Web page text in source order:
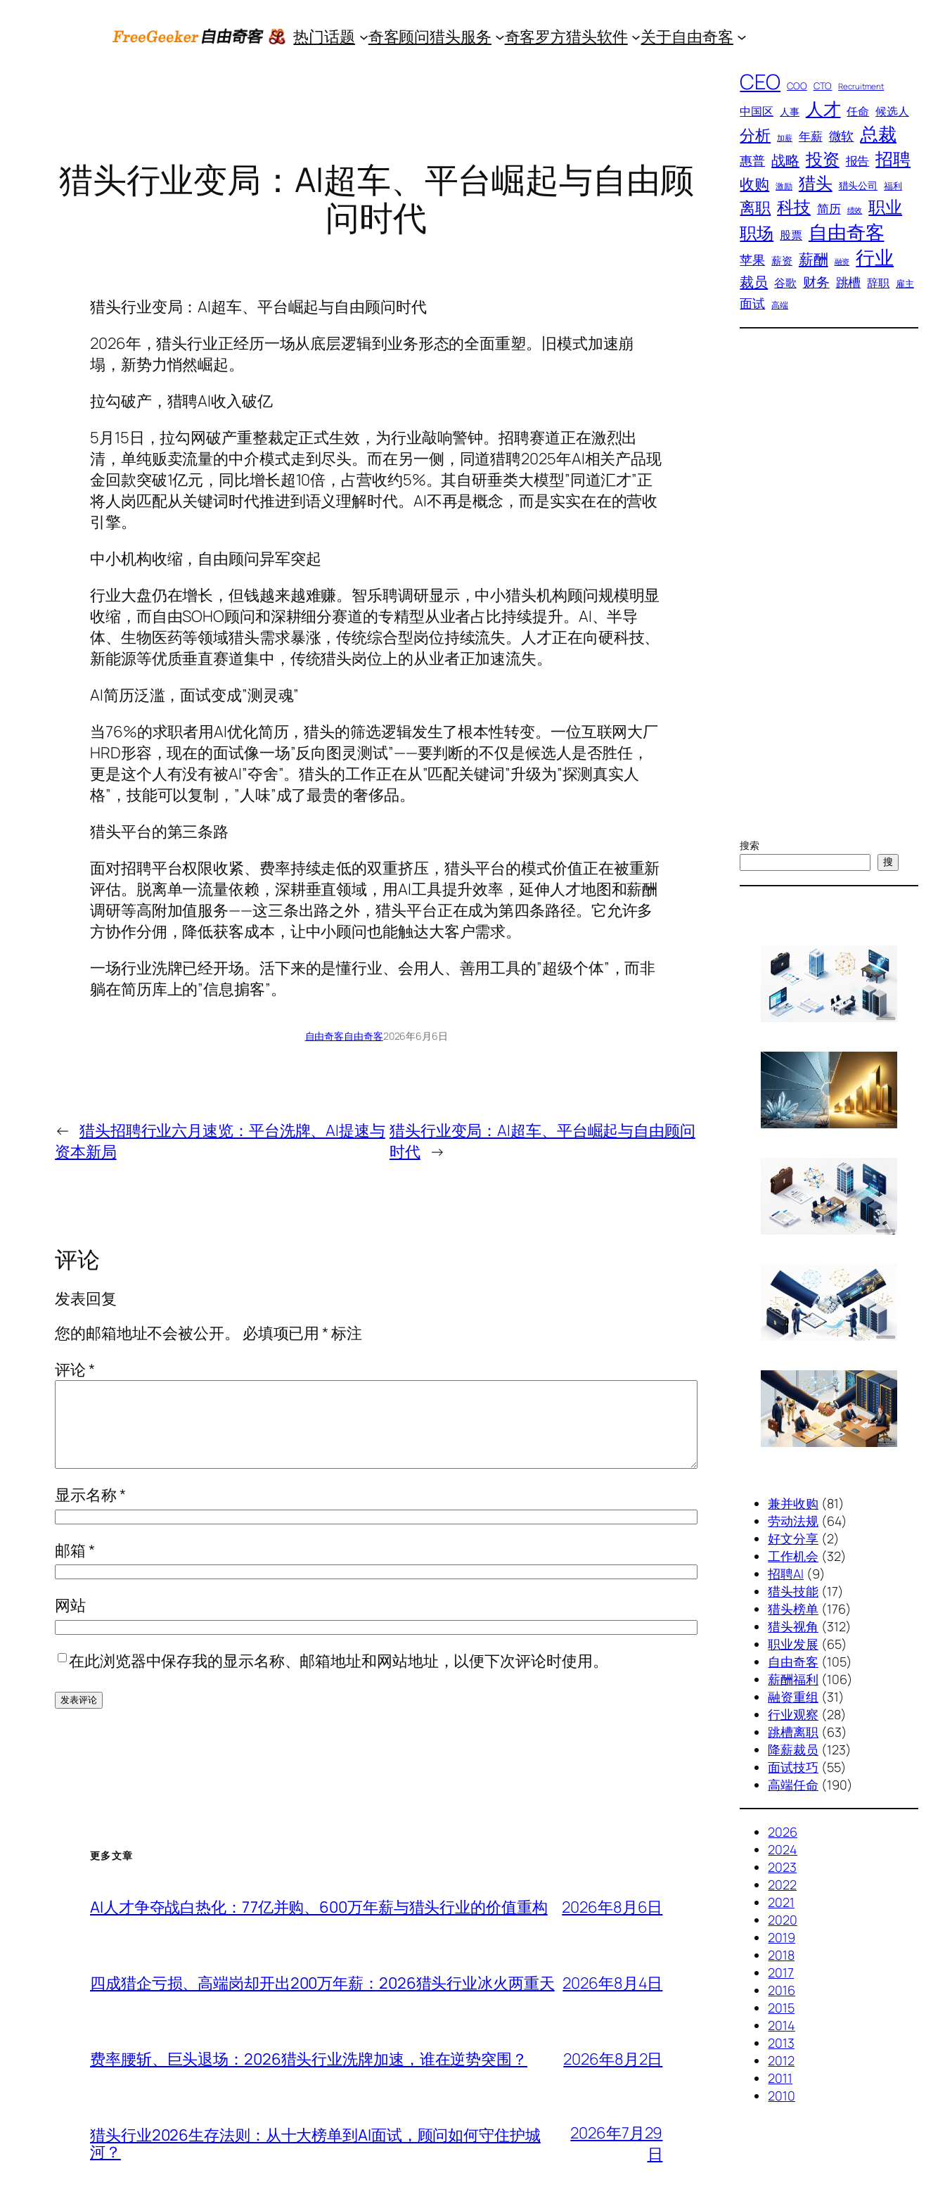
热门话题 奇客顾问猎头服务 奇客罗方猎头软件 关于自由奇客
猎头行业变局：AI超车、平台崛起与自由顾
问时代
猎头行业变局：AI超车、平台崛起与自由顾问时代
2026年，猎头行业正经历一场从底层逻辑到业务形态的全面重塑。旧模式加速崩
塌，新势力悄然崛起。
拉勾破产，猎聘AI收入破亿
5月15日，拉勾网破产重整裁定正式生效，为行业敲响警钟。招聘赛道正在激烈出
清，单纯贩卖流量的中介模式走到尽头。而在另一侧，同道猎聘2025年AI相关产品现
金回款突破1亿元，同比增长超10倍，占营收约5%。其自研垂类大模型”同道汇才”正
将人岗匹配从关键词时代推进到语义理解时代。AI不再是概念，而是实实在在的营收
引擎。
中小机构收缩，自由顾问异军突起
行业大盘仍在增长，但钱越来越难赚。智乐聘调研显示，中小猎头机构顾问规模明显
收缩，而自由SOHO顾问和深耕细分赛道的专精型从业者占比持续提升。AI、半导
体、生物医药等领域猎头需求暴涨，传统综合型岗位持续流失。人才正在向硬科技、
新能源等优质垂直赛道集中，传统猎头岗位上的从业者正加速流失。
AI简历泛滥，面试变成”测灵魂”
当76%的求职者用AI优化简历，猎头的筛选逻辑发生了根本性转变。一位互联网大厂
HRD形容，现在的面试像一场”反向图灵测试”——要判断的不仅是候选人是否胜任，
更是这个人有没有被AI”夺舍”。猎头的工作正在从”匹配关键词”升级为”探测真实人
格”，技能可以复制，”人味”成了最贵的奢侈品。
猎头平台的第三条路
面对招聘平台权限收紧、费率持续走低的双重挤压，猎头平台的模式价值正在被重新
评估。脱离单一流量依赖，深耕垂直领域，用AI工具提升效率，延伸人才地图和薪酬
调研等高附加值服务——这三条出路之外，猎头平台正在成为第四条路径。它允许多
方协作分佣，降低获客成本，让中小顾问也能触达大客户需求。
一场行业洗牌已经开场。活下来的是懂行业、会用人、善用工具的”超级个体”，而非
躺在简历库上的”信息掮客”。
自由奇客自由奇客2026年6月6日
← 猎头招聘行业六月速览：平台洗牌、AI提速与
资本新局
猎头行业变局：AI超车、平台崛起与自由顾问
时代 →
评论
发表回复
您的邮箱地址不会被公开。
必填项已用*标注
评论*
显示名称*
邮箱*
网站
在此浏览器中保存我的显示名称、邮箱地址和网站地址，以便下次评论时使用。
更多文章
AI人才争夺战白热化：77亿并购、600万年薪与猎头行业的价值重构 2026年8月6日
四成猎企亏损、高端岗却开出200万年薪：2026猎头行业冰火两重天 2026年8月4日
费率腰斩、巨头退场：2026猎头行业洗牌加速，谁在逆势突围？ 2026年8月2日
猎头行业2026生存法则：从十大榜单到AI面试，顾问如何守住护城
河？
2026年7月29
日
CEO COO CTO Recruitment
中国区 人事 人才 任命 候选人
分析 加薪 年薪 微软 总裁
惠普 战略 投资 报告 招聘
收购 激励 猎头 猎头公司 福利
离职 科技 简历 绩效 职业
职场 股票 自由奇客
苹果 薪资 薪酬 融资 行业
裁员 谷歌 财务 跳槽 辞职 雇主
面试 高端
搜索
搜
兼并收购 (81)
劳动法规 (64)
好文分享 (2)
工作机会 (32)
招聘AI (9)
猎头技能 (17)
猎头榜单 (176)
猎头视角 (312)
职业发展 (65)
自由奇客 (105)
薪酬福利 (106)
融资重组 (31)
行业观察 (28)
跳槽离职 (63)
降薪裁员 (123)
面试技巧 (55)
高端任命 (190)
2026
2024
2023
2022
2021
2020
2019
2018
2017
2016
2015
2014
2013
2012
2011
2010